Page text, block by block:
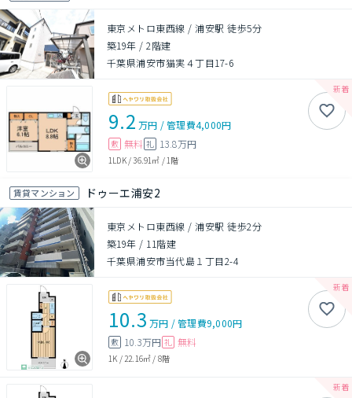
東京メトロ東西線 / 浦安駅 徒歩5分
築19年 /2階建
千葉県浦安市猫実４丁目17-6
9.2 万円 /管理費4,000円
敷 無料 礼 13.8万円
1LDK/36.91㎡ /1階
賃貸マンション ドゥーエ浦安2
東京メトロ東西線 / 浦安駅 徒歩2分
築19年 / 11階建
千葉県浦安市当代島１丁目2-4
10.3 万円 /管理費9,000円
敷 10.3万円 礼 無料
1K /22.16㎡ / 8階